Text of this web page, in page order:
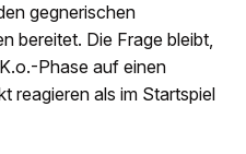
gegnerischen
bereitet. Die Frage bleibt,
Phase auf einen
reagieren als im Startspiel